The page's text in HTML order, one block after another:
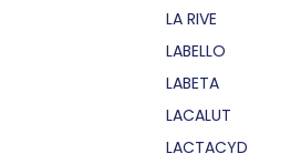
LA RIVE
LABELLO
LABETA
LACALUT
LACTACYD